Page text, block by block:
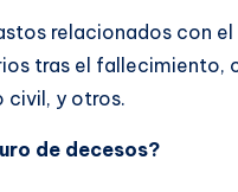
relacionados con
tras el
civil, y otros.
de decesos?